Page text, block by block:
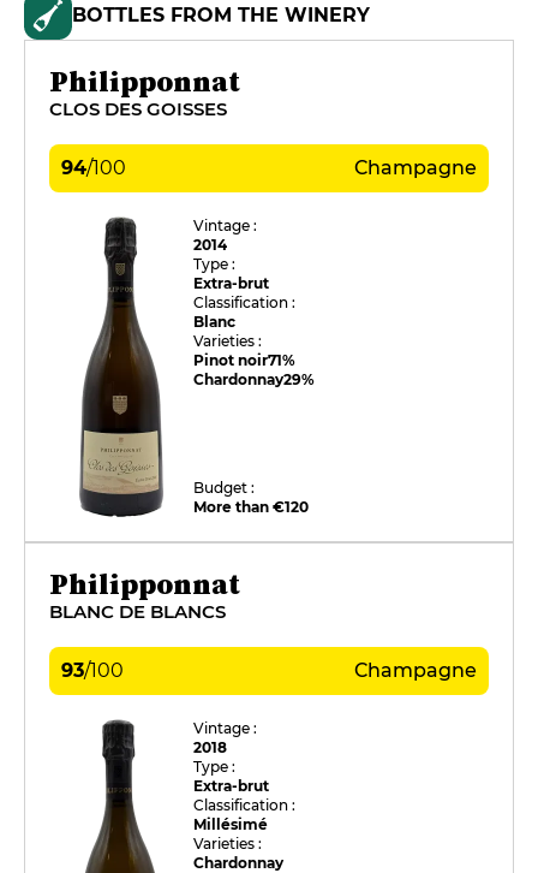
BOTTLES FROM THE WINERY
Philipponnat
CLOS DES GOISSES
94/100 Champagne
Vintage :
2014
Type :
Extra-brut
Classification :
Blanc
Varieties :
Pinot noir71%
Chardonnay29%
Budget :
More than €120
Philipponnat
BLANC DE BLANCS
93/100 Champagne
Vintage :
2018
Type :
Extra-brut
Classification :
Millésimé
Varieties :
Chardonnay